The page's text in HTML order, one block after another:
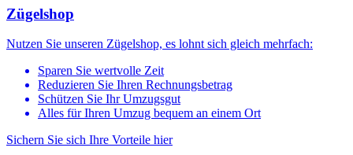
Zügelshop
Nutzen Sie unseren Zügelshop, es lohnt sich gleich mehrfach:
Sparen Sie wertvolle Zeit
Reduzieren Sie Ihren Rechnungsbetrag
Schützen Sie Ihr Umzugsgut
Alles für Ihren Umzug bequem an einem Ort
Sichern Sie sich Ihre Vorteile hier